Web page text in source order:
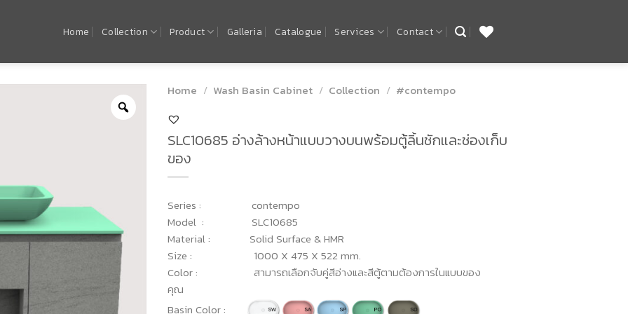
Home Collection Product Galleria Catalogue Services Contact
Home / Wash Basin Cabinet / Collection / #contempo
SLC10685 อ่างล้างหน้าแบบวางบนพร้อมตู้ลิ้นชักและช่องเก็บ
ของ
Series : contempo
Model : SLC10685
Material : Solid Surface & HMR
Size : 1000 X 475 X 522 mm.
Color : สามารถเลือกจับคู่สีอ่างและสีตู้ตามต้องการในแบบของ
คุณ
Basin Color :